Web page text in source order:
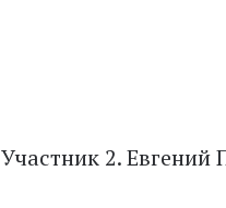
Участник 2. Евгений